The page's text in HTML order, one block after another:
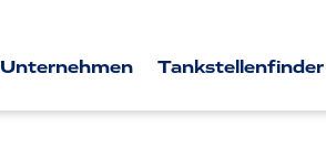
Unternehmen Tankstellenfinder